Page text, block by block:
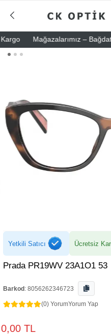
Mağazalarımız – Bağdat
Yetkili Satıcı Ücretsiz
Prada PR19WV 23A1O1 53
Barkod : 8056262346723
(0) YorumYorum Yap
0,00 TL